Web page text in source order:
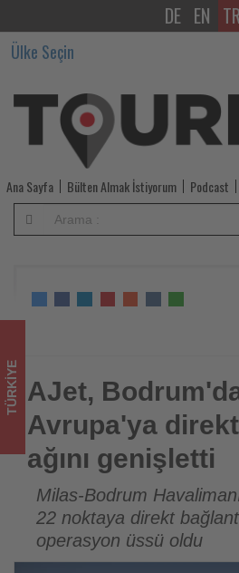
AJet,
Bodrum'dan
Avrupa'ya
direkt
uçuş
ağını
genişletti
Tourexpi,
sizler
için
turizmde
olup
bitenleri
takip
DE EN TR
Ülke Seçin
Ana Sayfa Bülten Almak İstiyorum Podcast
AJet, Bodrum'dan Avrupa'ya direkt uçuş
TÜRKIYE AJet,
Avrupa'ya
ağını genişletti
Milas-Bodrum
22 noktaya direkt
operasyon üssü oldu